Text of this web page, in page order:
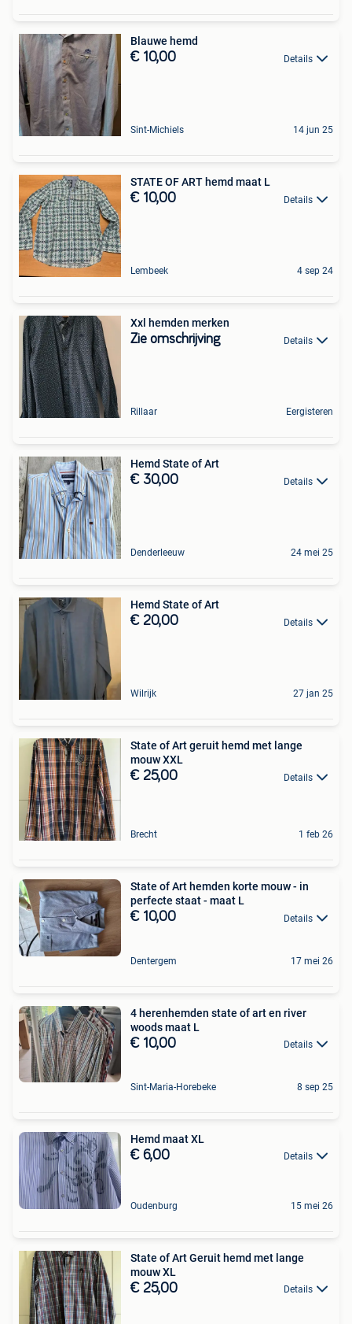
Blauwe hemd
€ 10,00 Details
Sint-Michiels 14 jun 25
STATE OF ART hemd maat L
€ 10,00 Details
Lembeek 4 sep 24
Xxl hemden merken
Zie omschrijving Details
Rillaar Eergisteren
Hemd State of Art
€ 30,00 Details
Denderleeuw 24 mei 25
Hemd State of Art
€ 20,00 Details
Wilrijk 27 jan 25
State of Art geruit hemd met lange
mouw XXL
€ 25,00 Details
Brecht 1 feb 26
State of Art hemden korte mouw - in
perfecte staat - maat L
€ 10,00 Details
Dentergem 17 mei 26
4 herenhemden state of art en river
woods maat L
€ 10,00 Details
Sint-Maria-Horebeke 8 sep 25
Hemd maat XL
€ 6,00 Details
Oudenburg 15 mei 26
State of Art Geruit hemd met lange
mouw XL
€ 25,00 Details